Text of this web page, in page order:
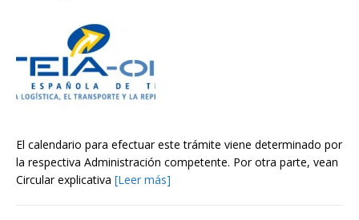
El calendario para efectuar este trámite viene determinado por
la respectiva Administración competente. Por otra parte, vean
Circular explicativa [Leer más]